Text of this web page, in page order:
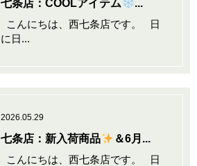
七条店：COOLアイテム
...
こんにちは、西七条店です。 日
に日...
2026.05.29
七条店：新入荷商品
＆6月...
こんにちは、西七条店です。 日